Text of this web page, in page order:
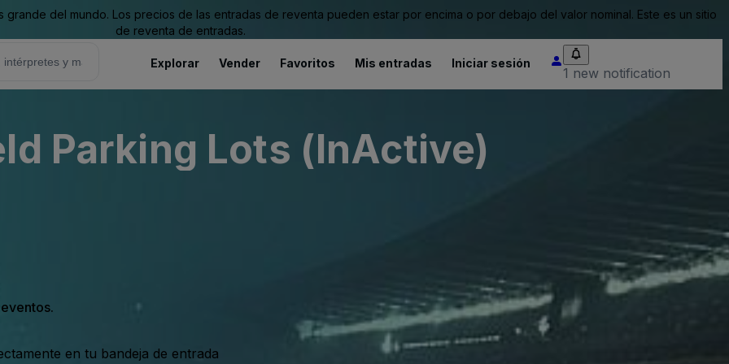
del mundo. Los precios de las entradas de reventa pueden estar por encima o por debajo del valor nominal. Este es un sitio
de reventa de entradas.
Explorar Vender Favoritos Mis entradas Iniciar sesión
1 new notification
Parking Lots (InActive)
en tu bandeja de entrada